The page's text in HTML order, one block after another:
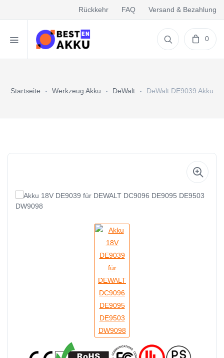
Rückkehr FAQ Versand & Bezahlung
0
Startseite Werkzeug Akku DeWalt DeWalt DE9039 Akku